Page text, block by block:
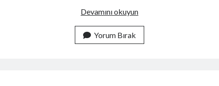
Devamını okuyunT
S
Yorum Bırak